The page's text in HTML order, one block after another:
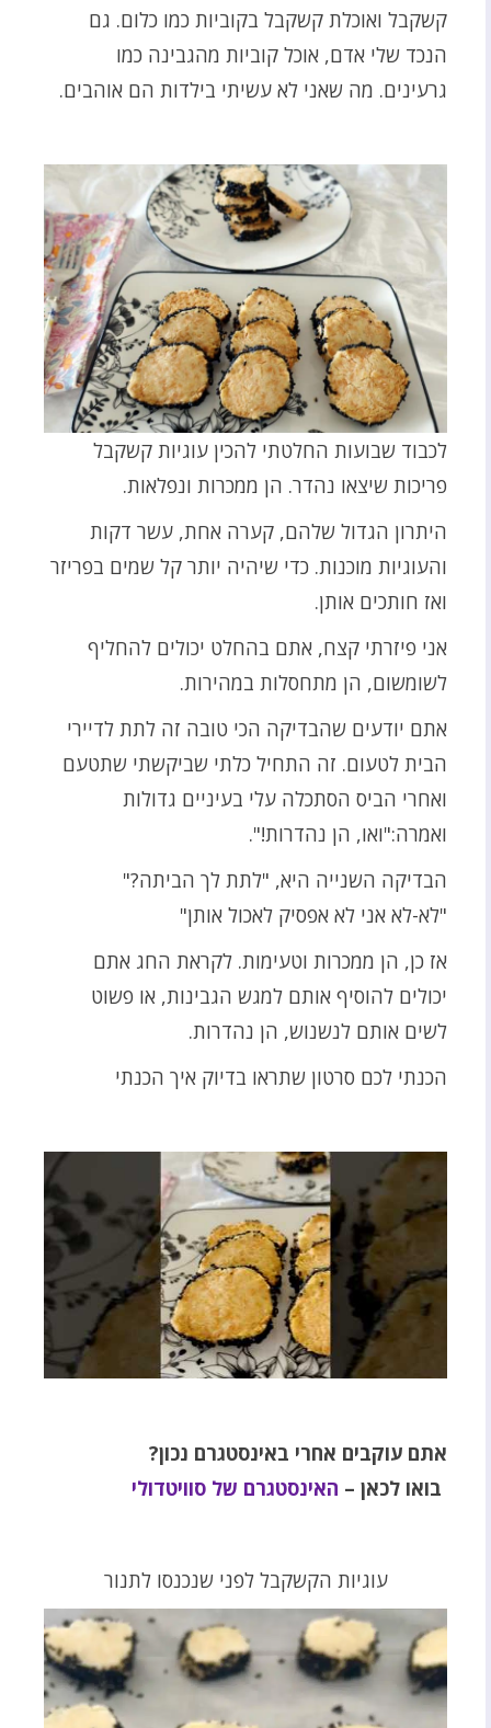
קשקבל ואוכלת קשקבל בקוביות כמו כלום. גם
הנכד שלי אדם, אוכל קוביות מהגבינה כמו
גרעינים. מה שאני לא עשיתי בילדות הם אוהבים.
לכבוד שבועות החלטתי להכין עוגיות קשקבל
פריכות שיצאו נהדר. הן ממכרות ונפלאות.
היתרון הגדול שלהם, קערה אחת, עשר דקות
והעוגיות מוכנות. כדי שיהיה יותר קל שמים בפריזר
ואז חותכים אותן.
אני פיזרתי קצח, אתם בהחלט יכולים להחליף
לשומשום, הן מתחסלות במהירות.
אתם יודעים שהבדיקה הכי טובה זה לתת לדיירי
הבית לטעום. זה התחיל כלתי שביקשתי שתטעם
ואחרי הביס הסתכלה עלי בעיניים גדולות
ואמרה:"ואו, הן נהדרות!".
הבדיקה השנייה היא, "לתת לך הביתה?"
"לא-לא אני לא אפסיק לאכול אותן"
אז כן, הן ממכרות וטעימות. לקראת החג אתם
יכולים להוסיף אותם למגש הגבינות, או פשוט
לשים אותם לנשנוש, הן נהדרות.
הכנתי לכם סרטון שתראו בדיוק איך הכנתי
אתם עוקבים אחרי באינסטגרם נכון?
בואו לכאן – האינסטגרם של סוויטדולי
עוגיות הקשקבל לפני שנכנסו לתנור